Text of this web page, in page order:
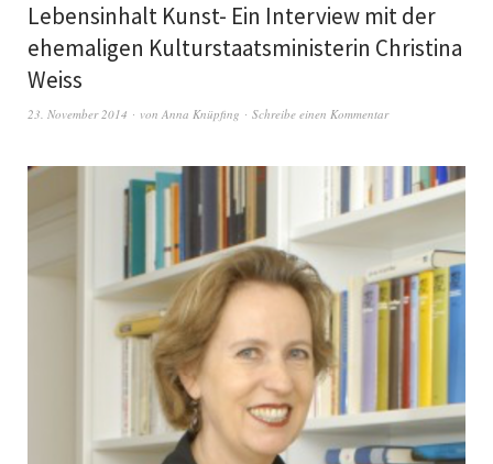
Lebensinhalt Kunst- Ein Interview mit der
ehemaligen Kulturstaatsministerin Christina
Weiss
23. November 2014 von Anna Knüpfing Schreibe einen Kommentar